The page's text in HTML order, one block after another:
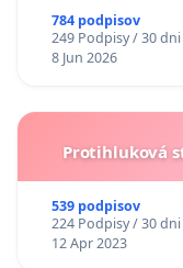
784 podpisov
249 Podpisy / 30 dni
8 Jun 2026
Protihluková
539 podpisov
224 Podpisy / 30 dni
12 Apr 2023